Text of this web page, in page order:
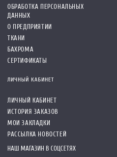
ОБРАБОТКА ПЕРСОНАЛЬНЫХ
ДАННЫХ
О ПРЕДПРИЯТИИ
ТКАНИ
БАХРОМА
СЕРТИФИКАТЫ
ЛИЧНЫЙ КАБИНЕТ
ЛИЧНЫЙ КАБИНЕТ
ИСТОРИЯ ЗАКАЗОВ
МОИ ЗАКЛАДКИ
РАССЫЛКА НОВОСТЕЙ
НАШ МАГАЗИН В СОЦСЕТЯХ